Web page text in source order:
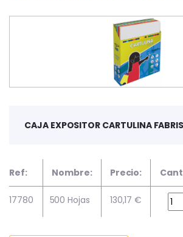
CAJA EXPOSITOR CARTULINA
Ref: Nombre: Precio:
17780 500 Hojas 130,17 €